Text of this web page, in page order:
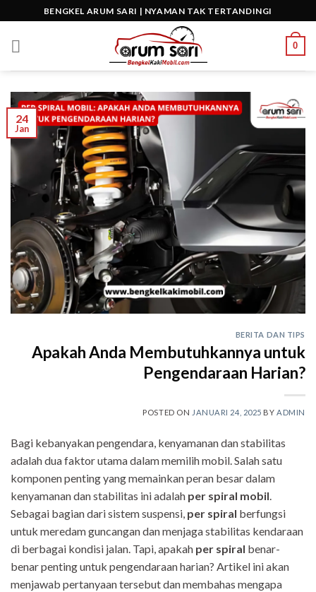
to
content
BENGKEL ARUM SARI | NYAMAN TAK TERTANDINGI
0
24
Jan
BERITA DAN TIPS
Apakah Anda Membutuhkannya untuk
Pengendaraan Harian?
POSTED ON JANUARI 24, 2025 BYADMIN
Bagi kebanyakan pengendara, kenyamanan dan stabilitas
adalah dua faktor utama dalam memilih mobil. Salah satu
komponen penting yang memainkan peran besar dalam
kenyamanan dan stabilitas ini adalah per spiral mobil.
Sebagai bagian dari sistem suspensi, per spiral berfungsi
untuk meredam guncangan dan menjaga stabilitas kendaraan
di berbagai kondisi jalan. Tapi, apakah per spiral benar-
benar penting untuk pengendaraan harian? Artikel ini akan
menjawab pertanyaan tersebut dan membahas mengapa